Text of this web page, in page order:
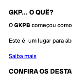
GKP... O QUÊ?
OGKPBcomeçou
Este é um lugar para
Saiba mais
CONFIRA OS